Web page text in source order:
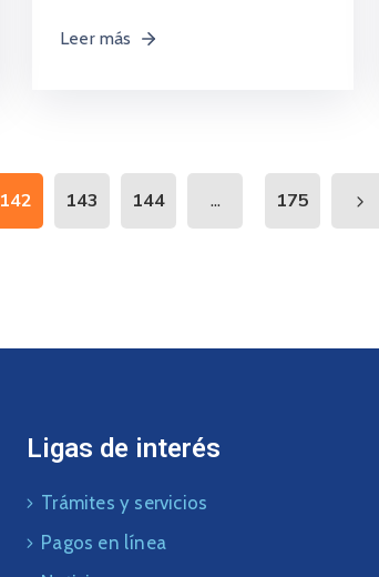
Leer más
142 143 144 ... 175
Ligas de interés
Trámites y servicios
Pagos en línea